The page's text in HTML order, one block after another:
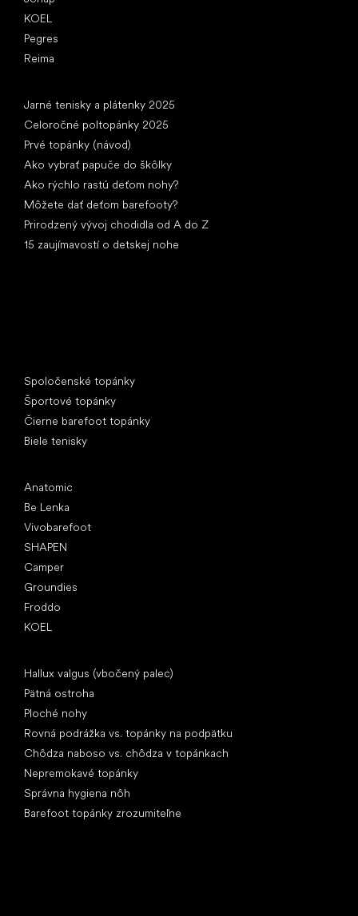
KOEL
Pegres
Reima
Jarné tenisky a plátenky 2025
Celoročné poltopánky 2025
Prvé topánky (návod)
Ako vybrať papuče do škôlky
Ako rýchlo rastú deťom nohy?
Môžete dať deťom barefooty?
Prirodzený vývoj chodidla od A do Z
15 zaujímavostí o detskej nohe
Spoločenské topánky
Športové topánky
Čierne barefoot topánky
Biele tenisky
Anatomic
Be Lenka
Vivobarefoot
SHAPEN
Camper
Groundies
Froddo
KOEL
Hallux valgus (vbočený palec)
Pätná ostroha
Ploché nohy
Rovná podrážka vs. topánky na podpätku
Chôdza naboso vs. chôdza v topánkach
Nepremokavé topánky
Správna hygiena nôh
Barefoot topánky zrozumiteľne